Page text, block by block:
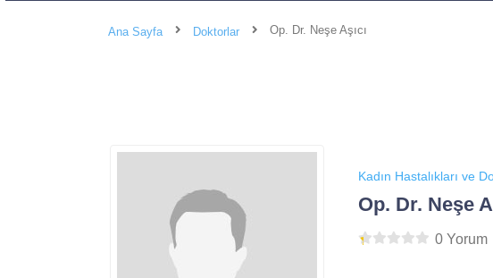
Ana Sayfa Doktorlar Op. Dr. Neşe Aşıcı
Kadın Hastalıkları ve
Op. Dr. Neşe
0 Yorum